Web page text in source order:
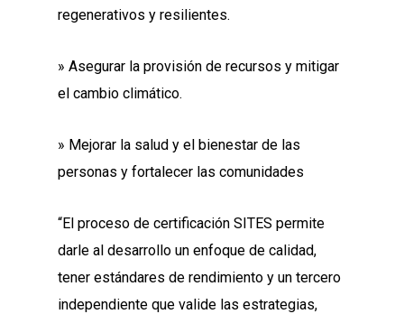
regenerativos y resilientes.
» Asegurar la provisión de recursos y mitigar
el cambio climático.
» Mejorar la salud y el bienestar de las
personas y fortalecer las comunidades
“El proceso de certificación SITES permite
darle al desarrollo un enfoque de calidad,
tener estándares de rendimiento y un tercero
independiente que valide las estrategias,